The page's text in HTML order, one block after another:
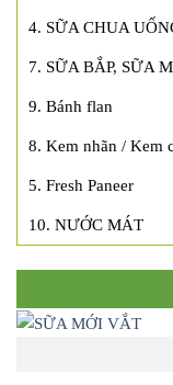
4. SỮA CHUA
7. SỮA BẮP, SỮA
9. Bánh flan
8. Kem nhãn / Kem
5. Fresh Paneer
10. NƯỚC MÁT